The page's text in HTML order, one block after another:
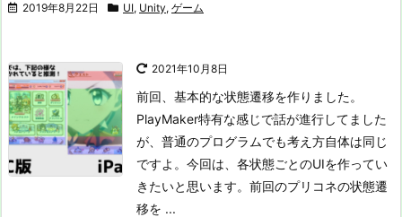
2019年8月22日 UI, Unity, ゲーム
2021年10月8日
前回、基本的な状態遷移を作りました。
PlayMaker特有な感じで話が進行してました
が、普通のプログラムでも考え方自体は同じ
ですよ。 今回は、各状態ごとのUIを作ってい
きたいと思います。 前回のプリコネの状態遷
移を ...